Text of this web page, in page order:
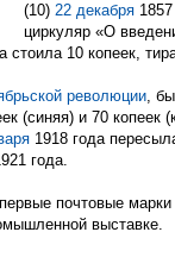
(10) 22 декабря
циркуляр «О
стоила 10 копеек,
революции,
(синяя) и 70 копеек
1918 года
года.
почтовые
выставке.